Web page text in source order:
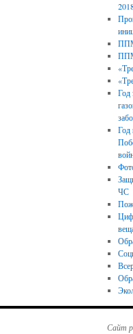
Год
Год
ЧС
Сайт